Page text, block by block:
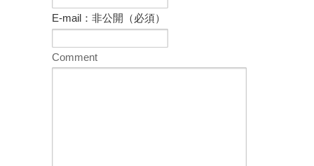
E-mail：非公開（必須）
Comment